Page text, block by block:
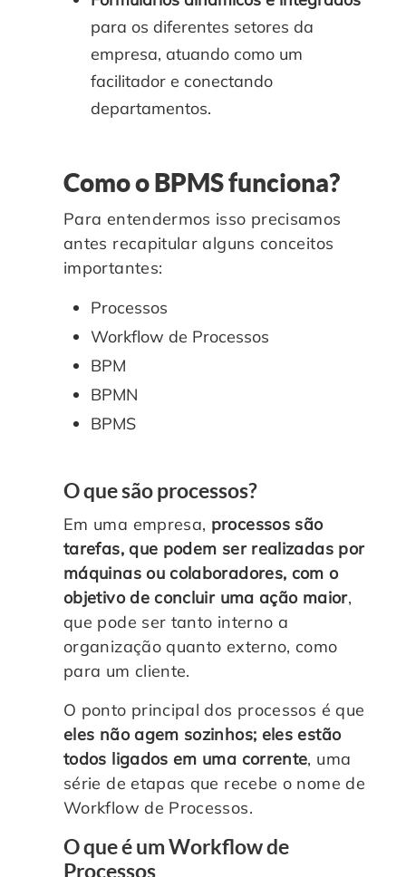
para os diferentes setores da
empresa, atuando como um
facilitador e conectando
departamentos.
Como o BPMS funciona?
Para entendermos isso precisamos
antes recapitular alguns conceitos
importantes:
Processos
Workflow de Processos
BPM
BPMN
BPMS
O que são processos?
Em uma empresa, processos são
tarefas, que podem ser realizadas por
máquinas ou colaboradores, com o
objetivo de concluir uma ação maior,
que pode ser tanto interno a
organização quanto externo, como
para um cliente.
O ponto principal dos processos é que
eles não agem sozinhos; eles estão
todos ligados em uma corrente, uma
série de etapas que recebe o nome de
Workflow de Processos.
O que é um Workflow de
Processos